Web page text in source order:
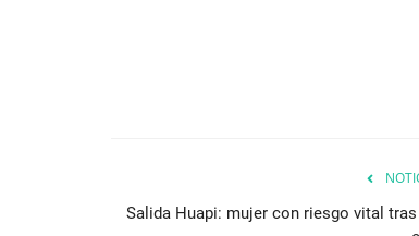
Salida Huapi: mujer con riesgo vital